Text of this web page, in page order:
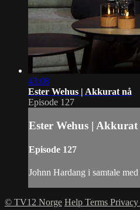
43:08
Ester Wehus | Akkurat nå
Episode 127
Ester Wehus | Akkurat
Episode 127
Johnn Hardang i samtale
© TV12 Norge Help Terms Privacy